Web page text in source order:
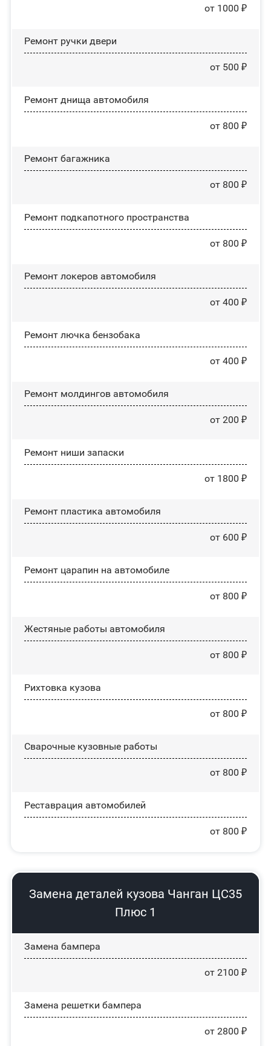
от 1000 ₽
Ремонт ручки двери
от 500 ₽
Ремонт днища автомобиля
от 800 ₽
Ремонт багажника
от 800 ₽
Ремонт подкапотного пространства
от 800 ₽
Ремонт лoĸepoв автомобиля
от 400 ₽
Ремонт лючка бензобака
от 400 ₽
Ремонт молдингов автомобиля
от 200 ₽
Ремонт ниши запаски
от 1800 ₽
Ремонт пластика автомобиля
от 600 ₽
Ремонт царапин на автомобиле
от 800 ₽
Жестяные работы автомобиля
от 800 ₽
Рихтовка кузова
от 800 ₽
Сварочные кузовные работы
от 800 ₽
Реставрация автомобилей
от 800 ₽
Замена деталей кузова Чанган ЦС35
Плюс 1
Замена бампера
от 2100 ₽
Замена решетки бампера
от 2800 ₽